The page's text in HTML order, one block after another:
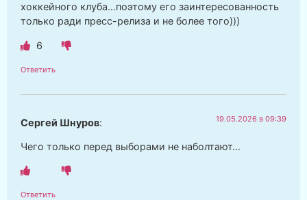
хоккейного клуба…поэтому его заинтересованность
только ради пресс-релиза и не более того)))
6
Ответить
Сергей Шнуров: 19.05.2026 в 09:39
Чего только перед выборами не наболтают…
Ответить